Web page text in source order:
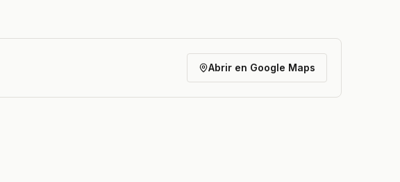
Abrir en Google Maps